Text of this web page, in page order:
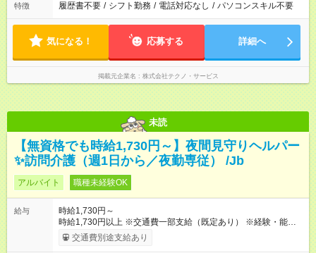
特徴 履歴書不要 / シフト勤務 / 電話対応なし / パソコンスキル不要
気になる！ 応募する 詳細へ
掲載元企業名 株式会社テクノ・サービス
未読
【無資格でも時給1,730円～】夜間見守りヘルパー
✨訪問介護（週1日から／夜勤専従） /Jb
アルバイト 職種未経験OK
給与
時給1,730円～
時給1,730円以上 ※交通費一部支給（既定あり） ※経験・能力を
考慮して決定します 【収入例】 週1回勤務の場合：1,730円×8時
間×4回=5万5,360円 週3回勤務の場合：1,730円×8時間×12回
交通費別途支給あり